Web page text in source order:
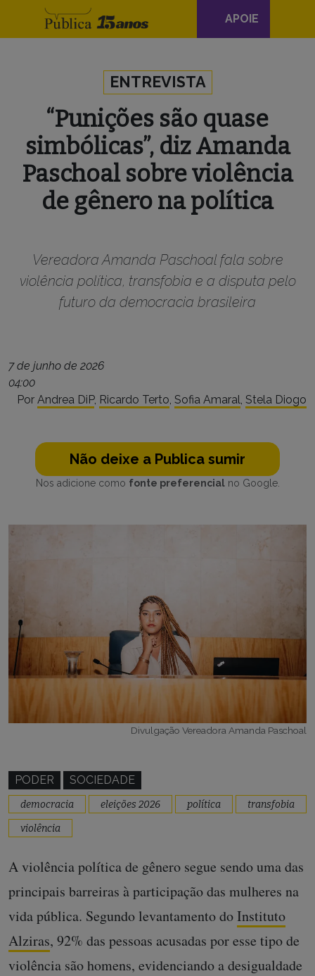
Navegação
principal
APOIE
ENTREVISTA
“Punições são quase
simbólicas”, diz Amanda
Paschoal sobre violência
de gênero na política
Vereadora Amanda Paschoal fala sobre
violência política, transfobia e a disputa pelo
futuro da democracia brasileira
7 de junho de 2026
04:00
Por Andrea DiP, Ricardo Terto, Sofia Amaral, Stela Diogo
Não deixe a Publica sumir
Nos adicione como fonte preferencialno Google.
Divulgação Vereadora Amanda Paschoal
PODER SOCIEDADE
democracia eleições 2026 política
transfobia
violência
A violência política de gênero segue sendo uma das
principais barreiras à participação das mulheres na
vida pública. Segundo levantamento doInstituto
Alziras, 92% das pessoas acusadas por esse tipo de
violência são homens, evidenciando a desigualdade